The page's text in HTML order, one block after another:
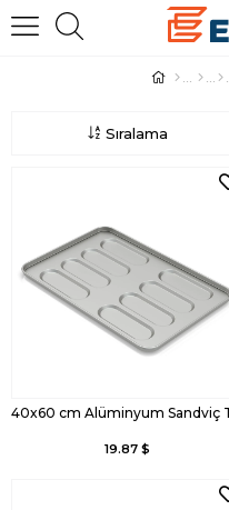
Sıralama
19.87 $